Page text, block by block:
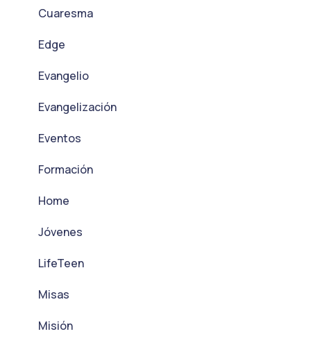
Cuaresma
Edge
Evangelio
Evangelización
Eventos
Formación
Home
Jóvenes
LifeTeen
Misas
Misión